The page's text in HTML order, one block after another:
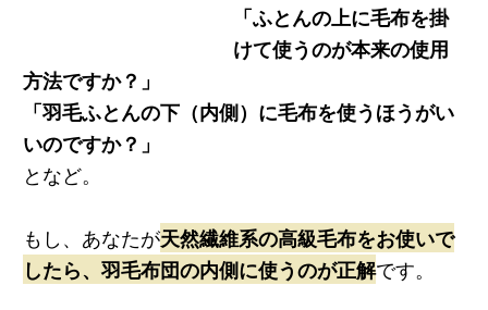
「ふとんの上に毛布を掛
けて使うのが本来の使用
方法ですか？」
「羽毛ふとんの下（内側）に毛布を使うほうがい
いのですか？」
となど。
もし、あなたが天然繊維系の高級毛布をお使いで
したら、羽毛布団の内側に使うのが正解です。